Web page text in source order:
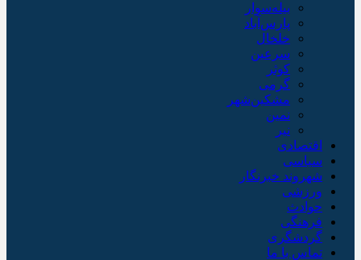
بیله‌سوار
پارس‌آباد
خلخال
سرعین
کوثر
گرمی
مشکین‌شهر
نمین
نیر
اقتصادی
سیاسی
شهروند خبرنگار
ورزشی
حوادث
فرهنگی
گردشگری
تماس با ما